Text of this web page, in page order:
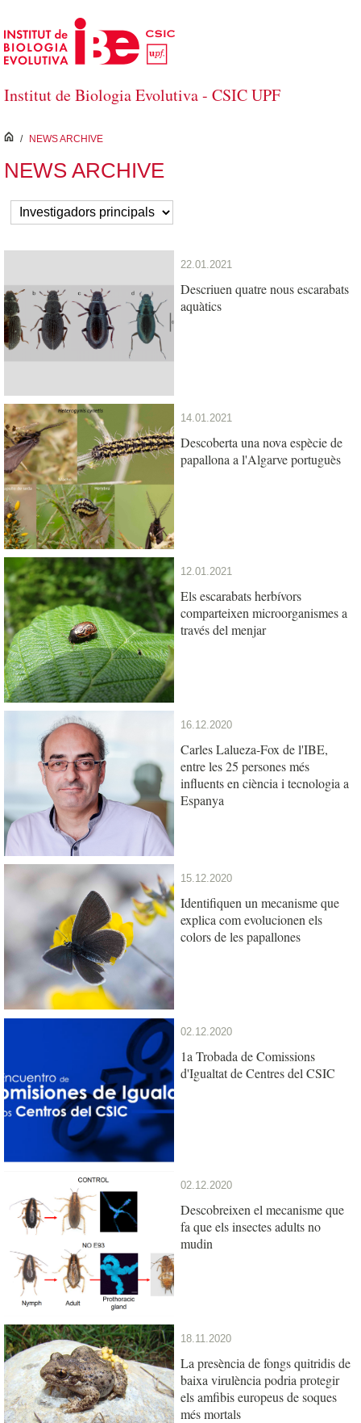
Salta al contingut principal
Institut de Biologia Evolutiva - CSIC UPF
inici
/ NEWS ARCHIVE
NEWS ARCHIVE
22.01.2021
Descriuen quatre nous escarabats
aquàtics
14.01.2021
Descoberta una nova espècie de
papallona a l'Algarve portuguès
12.01.2021
Els escarabats herbívors
comparteixen microorganismes a
través del menjar
16.12.2020
Carles Lalueza-Fox de l'IBE,
entre les 25 persones més
influents en ciència i tecnologia a
Espanya
15.12.2020
Identifiquen un mecanisme que
explica com evolucionen els
colors de les papallones
02.12.2020
1a Trobada de Comissions
d'Igualtat de Centres del CSIC
02.12.2020
Descobreixen el mecanisme que
fa que els insectes adults no
mudin
18.11.2020
La presència de fongs quitridis de
baixa virulència podria protegir
els amfibis europeus de soques
més mortals